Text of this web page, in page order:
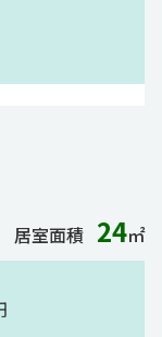
居室面積 24㎡